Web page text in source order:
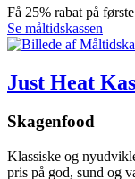
Få 25% rabat på
Se måltidskassen
Just Heat
Skagenfood
Klassiske og
pris på god, sund og